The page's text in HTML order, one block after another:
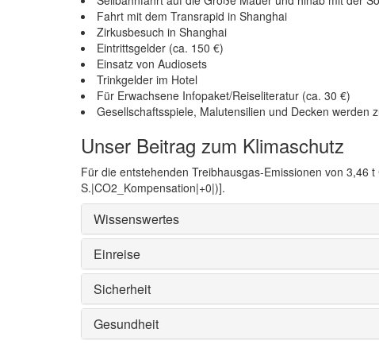
Fahrt mit dem Transrapid in Shanghai
Zirkusbesuch in Shanghai
Eintrittsgelder (ca. 150 €)
Einsatz von Audiosets
Trinkgelder im Hotel
Für Erwachsene Infopaket/Reiseliteratur (ca. 30 €)
Gesellschaftsspiele, Malutensilien und Decken werden
Unser Beitrag zum Klimaschutz
Für die entstehenden Treibhausgas-Emissionen von 3,46
S.|CO2_Kompensation|+0|)].
Wissenswertes
Einreise
Sicherheit
Gesundheit